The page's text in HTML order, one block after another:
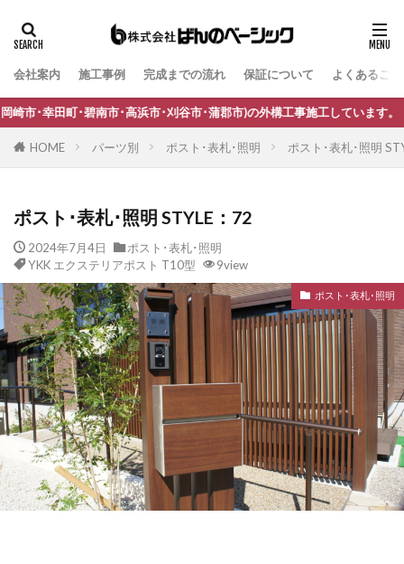
会社案内 施工事例 完成までの流れ 保証について よくあるご
･高浜市･刈谷市･蒲郡市)の外構工事施工しています。
HOME パーツ別 ポスト･表札･照明 ポスト･表札･照明
ポスト･表札･照明 STYLE：72
2024年7月4日
ポスト･表札･照明
YKK エクステリアポスト T10型
9view
ポスト･表札･照明
タグ
B-Life.s Bウッドスタイル
B-Life.s ジョグストーン
B-Life.s ロートアイアンサイン
Dea's Garden A-07
Dea'sGarden アルモ
Dea'sGarden アンジュ
Dea'sGarden カンナミニ
Dea'sGarden ディーズシェッド カンナ
Dea'sGarden プロバンス
Dea'sGarden ポーチ
ECOMOC エコモックフェンス
Kターフ
LIXIL アーキフィールド
LIXIL アーキフラン
LIXIL アクシィ1型
LIXIL アクシィ2型
LIXIL アメリカンフェンス
LIXIL アルファベットサイン
LIXIL アルメッシュフェンス
LIXIL ウィンスリーポート
LIXIL ウォールスクリーン